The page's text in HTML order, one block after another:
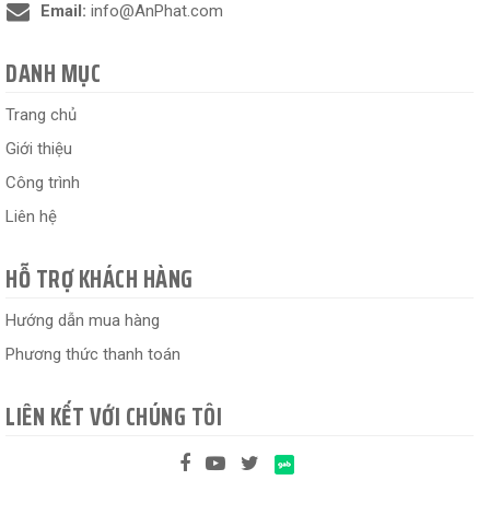
Email: info@AnPhat.com
DANH MỤC
Trang chủ
Giới thiệu
Công trình
Liên hệ
HỖ TRỢ KHÁCH HÀNG
Hướng dẫn mua hàng
Phương thức thanh toán
LIÊN KẾT VỚI CHÚNG TÔI